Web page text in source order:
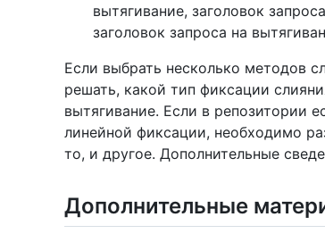
вытягивание, заголовок
заголовок запроса на
Если выбрать несколько методов
решать, какой тип фиксации
вытягивание. Если в репозитории
линейной фиксации, необходимо
то, и другое. Дополнительные
Дополнительные